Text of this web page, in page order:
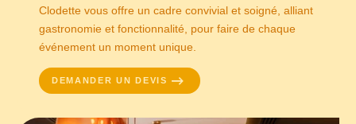
Clodette vous offre un cadre convivial et soigné, alliant
gastronomie et fonctionnalité, pour faire de chaque
événement un moment unique.
DEMANDER UN DEVIS